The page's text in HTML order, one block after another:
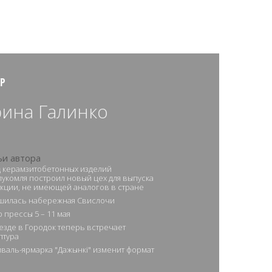
Галинко
автора
керамзитобетонных изделий
построил новый цех для выпуска
не имеющей аналогов в стране
набережная Свислочи
прессы 5 – 11 мая
в Городок теперь встречает
ярмарка "Дажынкi" изменит формат